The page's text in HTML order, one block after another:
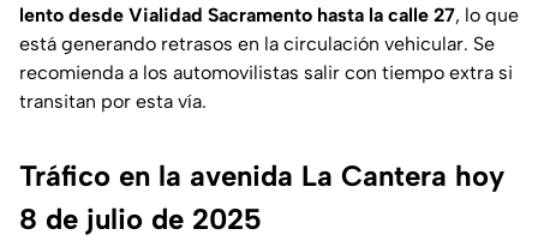
lento desde Vialidad Sacramento hasta la calle 27, lo que
está generando retrasos en la circulación vehicular. Se
recomienda a los automovilistas salir con tiempo extra si
transitan por esta vía.
Tráfico en la avenida La Cantera hoy
8 de julio de 2025